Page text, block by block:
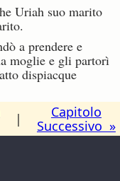
Uriah suo marito
a prendere e
moglie e gli partorì
dispiacque
|
Capitolo
Successivo »